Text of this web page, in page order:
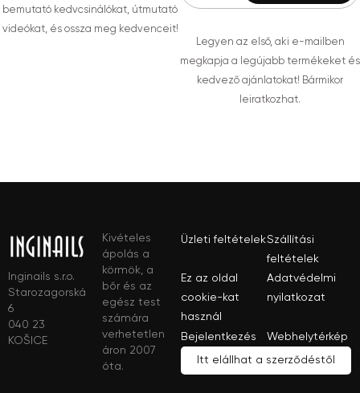
bemutató kedvcsinálókat, útmutató
videókat, és ossza meg kedvenceit!
Legyen az első, aki e-mailben
megkapja a legújabb termékeket és
kedvező ajánlatokat! Bármikor
leiratkozhat.
Inginails s.r.o.
Starozagorská
6
040 23
KOŠICE
Kivételes
ápolás a
körmök, a
bőr és az
egész test
számára
verhetetlen
áron 2007
óta.
Üzleti feltételekSzállítási
feltételek
Ez az oldal
cookie-kat
használ
Adatvédelmi
nyilatkozat
Bejelentkezés Webhelytérkép
Itt elállhat a szerződéstől